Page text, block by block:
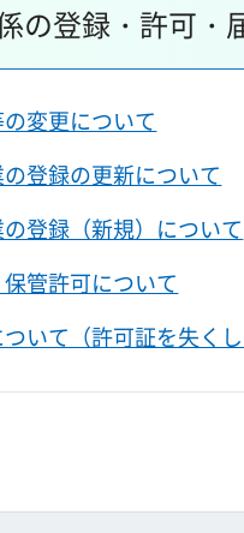
の登録・許可・
変更について
登録の更新について
登録（新規）について
管許可について
いて（許可証を失くし